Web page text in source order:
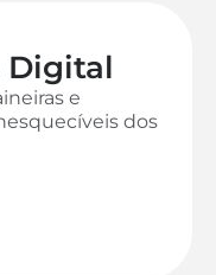
Digital
e
dos